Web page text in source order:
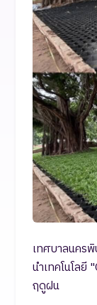
เทศบาลนคร
นำเทคโนโล
ฤดูฝน